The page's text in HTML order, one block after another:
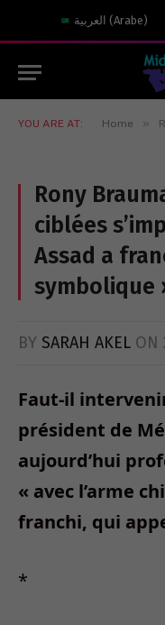
العربية (Arabe)
YOU ARE AT: Home »
Rony
ciblées
Assad a
symbolique
BY SARAH AKEL ON
Faut-il
président de
aujourd’hui
« avec l’arme
franchi, qui
*